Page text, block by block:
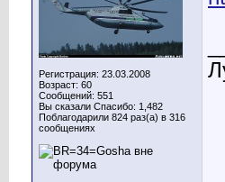
Регистрация: 23.03.2008
Возраст: 60
Сообщений: 551
Вы сказали Спасибо: 1,482
Поблагодарили 824 раз(а) в 316
сообщениях